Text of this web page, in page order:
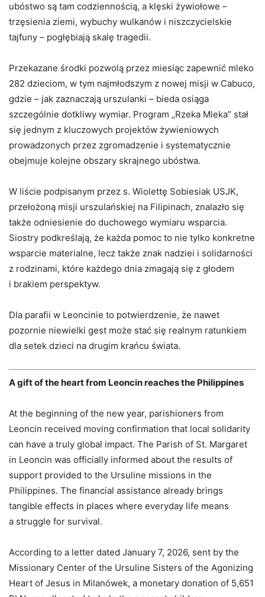
ubóstwo są tam codziennością, a klęski żywiołowe –
trzęsienia ziemi, wybuchy wulkanów i niszczycielskie
tajfuny – pogłębiają skalę tragedii.
Przekazane środki pozwolą przez miesiąc zapewnić mleko
282 dzieciom, w tym najmłodszym z nowej misji w Cabuco,
gdzie – jak zaznaczają urszulanki – bieda osiąga
szczególnie dotkliwy wymiar. Program „Rzeka Mleka” stał
się jednym z kluczowych projektów żywieniowych
prowadzonych przez zgromadzenie i systematycznie
obejmuje kolejne obszary skrajnego ubóstwa.
W liście podpisanym przez s. Wiolettę Sobiesiak USJK,
przełożoną misji urszulańskiej na Filipinach, znalazło się
także odniesienie do duchowego wymiaru wsparcia.
Siostry podkreślają, że każda pomoc to nie tylko konkretne
wsparcie materialne, lecz także znak nadziei i solidarności
z rodzinami, które każdego dnia zmagają się z głodem
i brakiem perspektyw.
Dla parafii w Leoncinie to potwierdzenie, że nawet
pozornie niewielki gest może stać się realnym ratunkiem
dla setek dzieci na drugim krańcu świata.
A gift of the heart from Leoncin reaches the Philippines
At the beginning of the new year, parishioners from
Leoncin received moving confirmation that local solidarity
can have a truly global impact. The Parish of St. Margaret
in Leoncin was officially informed about the results of
support provided to the Ursuline missions in the
Philippines. The financial assistance already brings
tangible effects in places where everyday life means
a struggle for survival.
According to a letter dated January 7, 2026, sent by the
Missionary Center of the Ursuline Sisters of the Agonizing
Heart of Jesus in Milanówek, a monetary donation of 5,651